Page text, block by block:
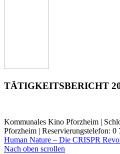
TÄTIGKEITSBERICHT
Kommunales Kino Pforzheim |
Pforzheim | Reservierungstelefon: 0
Human Nature – Die CRISPR
Nach oben scrollen